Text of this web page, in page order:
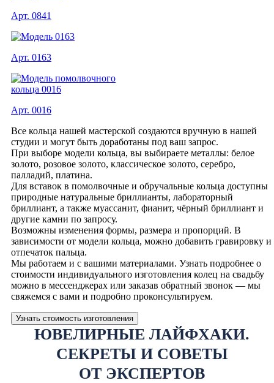
Арт. 0841
Арт. 0163
Арт. 0016
Все кольца нашей мастерской создаются вручную в нашей
студии и могут быть доработаны под ваш запрос.
При выборе модели кольца, вы выбираете металлы: белое
золото, розовое золото, классическое золото, серебро,
палладий, платина.
Для вставок в помолвочные и обручальные кольца доступны
природные натуральные бриллианты, лабораторный
бриллиант, а также муассанит, фианит, чёрный бриллиант и
другие камни по запросу.
Возможны изменения формы, размера и пропорций. В
зависимости от модели кольца, можно добавить гравировку и
отпечаток пальца.
Мы работаем и с вашими материалами. Узнать подробнее о
стоимости индивидуального изготовления колец на свадьбу
можно в мессенджерах или заказав обратный звонок — мы
свяжемся с вами и подробно проконсультируем.
Узнать стоимость изготовления
ЮВЕЛИРНЫЕ ЛАЙФХАКИ.
СЕКРЕТЫ И СОВЕТЫ
ОТ ЭКСПЕРТОВ